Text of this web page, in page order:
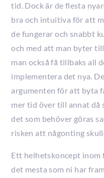
tid. Dock är de flesta
bra och intuitiva för att
de fungerar och snabbt
och med att man byter
man också få tillbaks all
implementera det nya.
argumenten för att byta
mer tid över till annat då
det som behöver göras
risken att någonting
Ett helhetskoncept inom
det mesta som ni har